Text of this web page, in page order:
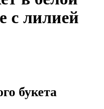
с лилией
букета